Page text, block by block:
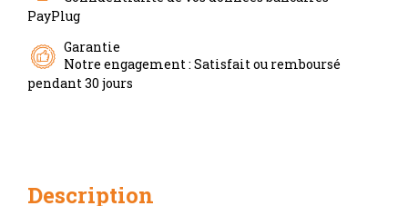
PayPlug
Garantie
Notre engagement : Satisfait ou remboursé
pendant 30 jours
Description